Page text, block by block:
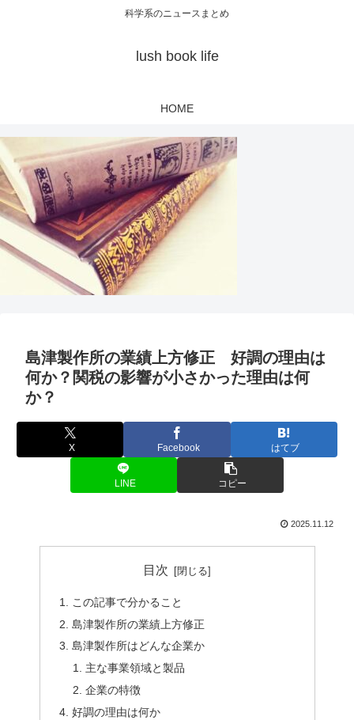
科学系のニュースまとめ
lush book life
HOME
島津製作所の業績上方修正 好調の理由は
何か？関税の影響が小さかった理由は何
か？
X Facebook はてブ
LINE コピー
2025.11.12
目次
この記事で分かること
島津製作所の業績上方修正
島津製作所はどんな企業か
主な事業領域と製品
企業の特徴
好調の理由は何か